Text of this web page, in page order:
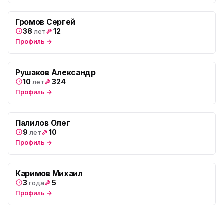
Громов Сергей
38 лет 12
Профиль →
Рушаков Александр
10 лет 324
Профиль →
Палилов Олег
9 лет 10
Профиль →
Каримов Михаил
3 года 5
Профиль →